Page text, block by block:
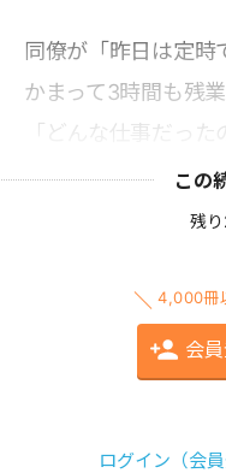
同僚が「昨日は定時
かまって3時間も残
「どんな仕事だった
この
残
4,000冊
会
ログイン（会